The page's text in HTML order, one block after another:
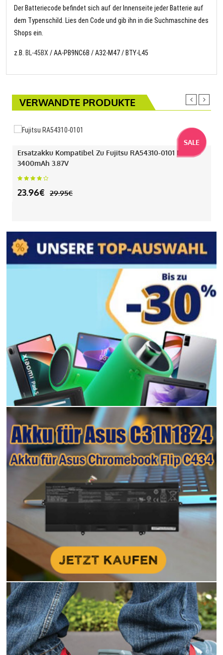
Der Batteriecode befindet sich auf der Innenseite jeder Batterie auf
dem Typenschild. Lies den Code und gib ihn in die Suchmaschine des
Shops ein.
z.B. BL-45BX / AA-PB9NC6B / A32-M47 / BTY-L45
VERWANDTE PRODUKTE
SALE
Ersatzakku Kompatibel Zu Fujitsu RA54310-0101 Mit
3400mAh 3.87V
23.96€ 29.95€